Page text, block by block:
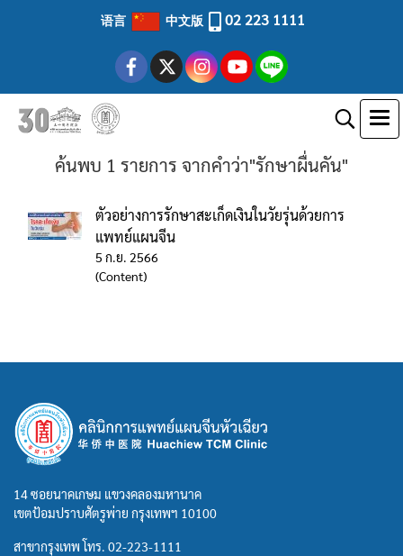
语言 中文版 02 223 1111
ค้นพบ 1 รายการ จากคำว่า"รักษาผื่นคัน"
ตัวอย่างการรักษาสะเก็ดเงินในวัยรุ่นด้วยการ
แพทย์แผนจีน
5 ก.ย. 2566
(Content)
14 ซอยนาคเกษม แขวงคลองมหานาค
เขตป้อมปราบศัตรูพ่าย กรุงเทพฯ 10100
สาขากรุงเทพ โทร. 02-223-1111